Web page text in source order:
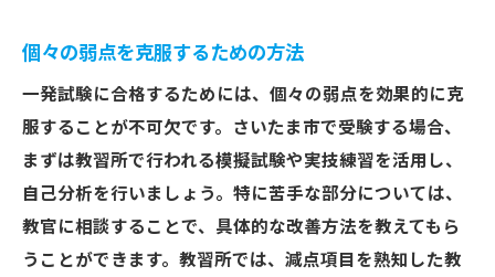
個々の弱点を克服するための方法
一発試験に合格するためには、個々の弱点を効果的に克
服することが不可欠です。さいたま市で受験する場合、
まずは教習所で行われる模擬試験や実技練習を活用し、
自己分析を行いましょう。特に苦手な部分については、
教官に相談することで、具体的な改善方法を教えてもら
うことができます。教習所では、減点項目を熟知した教